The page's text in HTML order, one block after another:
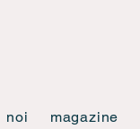
noi magazine